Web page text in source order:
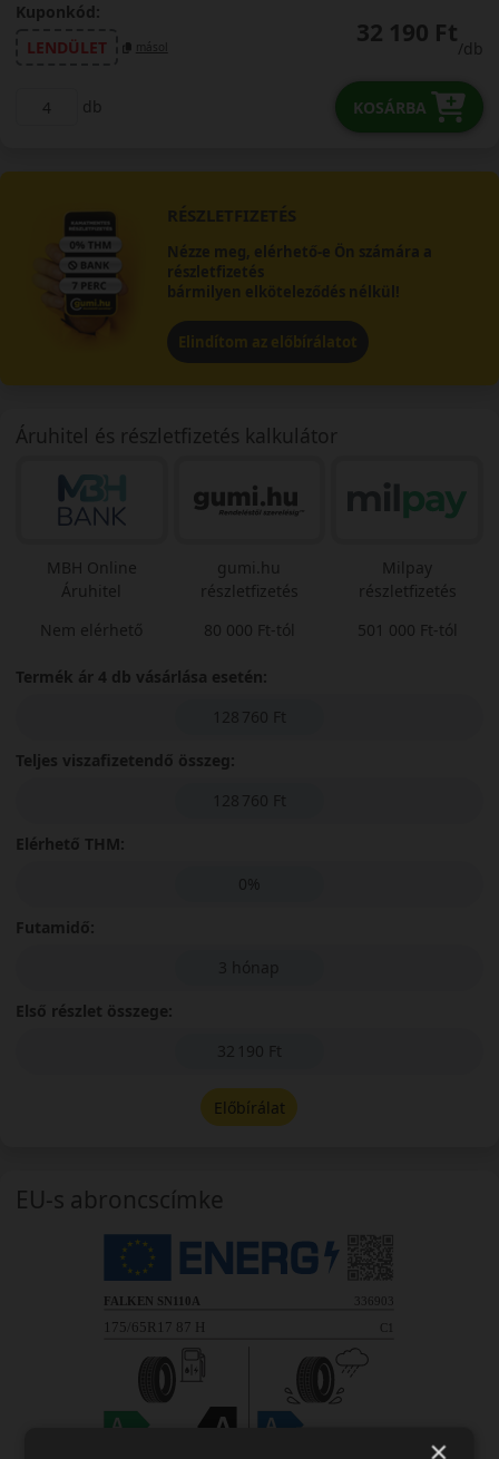
Kuponkód:
LENDÜLET
másol 32 190 Ft
/db
db KOSÁRBA
RÉSZLETFIZETÉS
Nézze meg, elérhető-e Ön számára a
részletfizetés
bármilyen elköteleződés nélkül!
Elindítom az előbírálatot
Áruhitel és részletfizetés kalkulátor
MBH Online
Áruhitel
Nem elérhető
gumi.hu
részletfizetés
80 000 Ft-tól
Milpay
részletfizetés
501 000 Ft-tól
Termék ár 4 db vásárlása esetén:
128 760 Ft
Teljes viszafizetendő összeg:
128 760 Ft
Elérhető THM:
0%
Futamidő:
3 hónap
Első részlet összege:
32 190 Ft
Előbírálat
EU-s abroncscímke
×